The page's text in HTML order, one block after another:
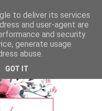
to deliver its services
and user-agent are
and security
generate usage
abuse.
GOT IT